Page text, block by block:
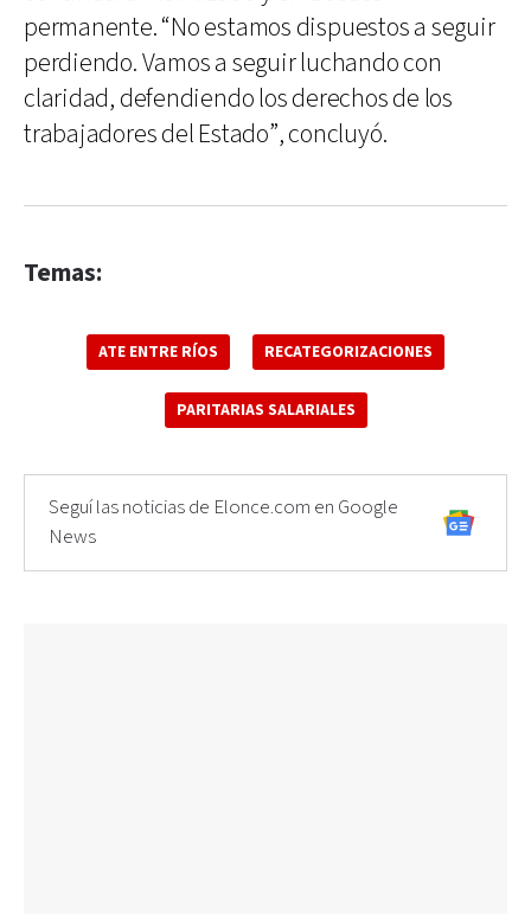
permanente. “No estamos dispuestos a seguir
perdiendo. Vamos a seguir luchando con
claridad, defendiendo los derechos de los
trabajadores del Estado”, concluyó.
Temas:
ATE ENTRE RÍOS RECATEGORIZACIONES
PARITARIAS SALARIALES
Seguí las noticias de Elonce.com en Google
News